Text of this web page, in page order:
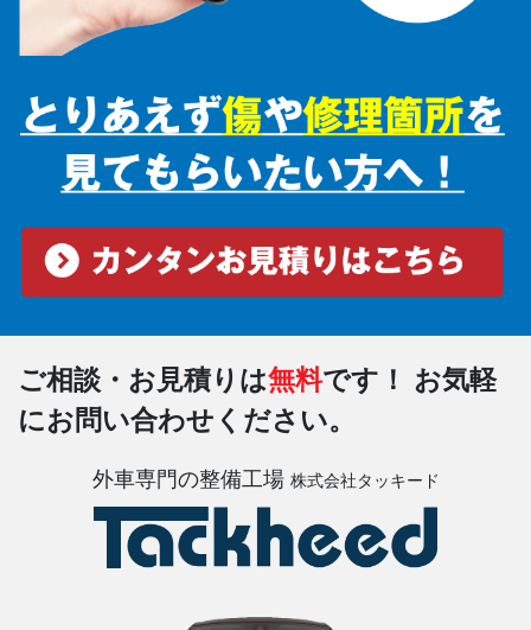
ご相談・お見積りは無料です！
お気軽
にお問い合わせください。
外車専門の整備工場 株式会社タッキード